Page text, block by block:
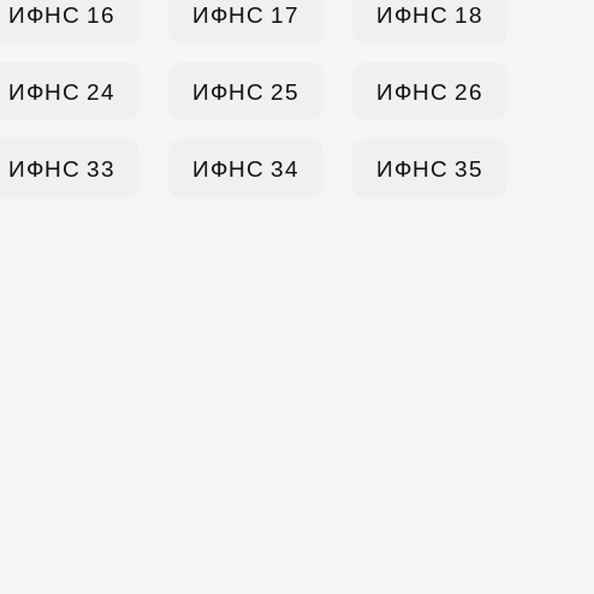
ИФНС 16 ИФНС 17 ИФНС 18
ИФНС 24 ИФНС 25 ИФНС 26
ИФНС 33 ИФНС 34 ИФНС 35